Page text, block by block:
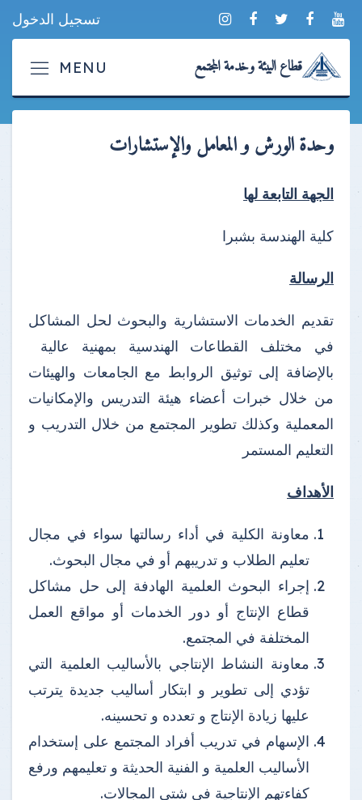
تسجيل الدخول
قطاع البيئة وخدمة المجتمع
وحدة الورش و المعامل والإستشارات
الجهة التابعة لها
كلية الهندسة بشبرا
الرسالة
تقديم الخدمات الاستشارية والبحوث لحل المشاكل
في مختلف القطاعات الهندسية بمهنية عالية
بالإضافة إلى توثيق الروابط مع الجامعات والهيئات
من خلال خبرات أعضاء هيئة التدريس والإمكانيات
المعملية وكذلك تطوير المجتمع من خلال التدريب و
التعليم المستمر
الأهداف
معاونة الكلية في أداء رسالتها سواء في مجال
تعليم الطلاب و تدريبهم أو في مجال البحوث.
إجراء البحوث العلمية الهادفة إلى حل مشاكل
قطاع الإنتاج أو دور الخدمات أو مواقع العمل
المختلفة في المجتمع.
معاونة النشاط الإنتاجي بالأساليب العلمية التي
تؤدي إلى تطوير و ابتكار أساليب جديدة يترتب
عليها زيادة الإنتاج و تعدده و تحسينه.
الإسهام في تدريب أفراد المجتمع على إستخدام
الأساليب العلمية و الفنية الحديثة و تعليمهم ورفع
كفاءتهم الإنتاجية في شتى المجالات.